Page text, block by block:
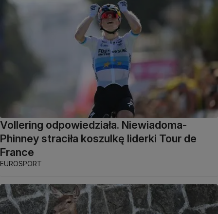
Vollering odpowiedziała. Niewiadoma-
Phinney straciła koszulkę liderki Tour de
France
EUROSPORT